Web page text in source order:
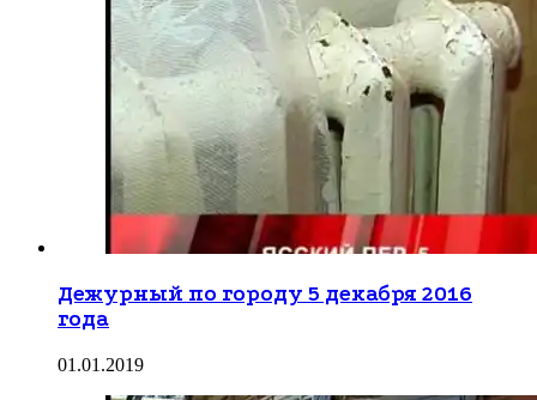
Дежурный по городу 5 декабря 2016
года
01.01.2019